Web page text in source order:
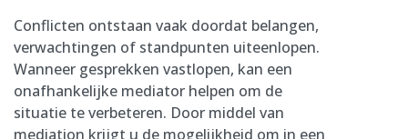
Conflicten ontstaan vaak doordat belangen,
verwachtingen of standpunten uiteenlopen.
Wanneer gesprekken vastlopen, kan een
onafhankelijke mediator helpen om de
situatie te verbeteren. Door middel van
mediation krijgt u de mogelijkheid om in een